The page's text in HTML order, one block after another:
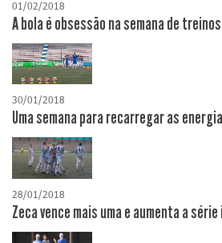
01/02/2018
A bola é obsessão na semana de
30/01/2018
Uma semana para recarregar as
28/01/2018
Zeca vence mais uma e aumenta a